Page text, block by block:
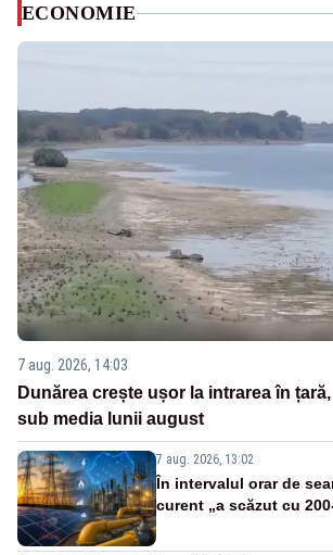
ECONOMIE
7 aug. 2026, 14:03
Dunărea crește ușor la intrarea în
sub media lunii august
7 aug. 2026, 13:02
În intervalul orar de
curent „a scăzut cu